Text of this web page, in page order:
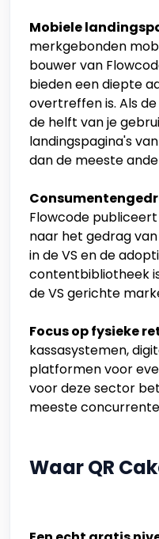
Mobiele
merkgebonden
bouwer van
bieden een diepte
overtreffen is. Als
de helft van je
landingspagina's
dan de meeste
Flowcode
naar het gedrag
in de VS en de
contentbibliotheek
de VS gerichte
Focus op fysieke
kassasystemen,
platformen voor
voor deze sector
meeste
Waar QR